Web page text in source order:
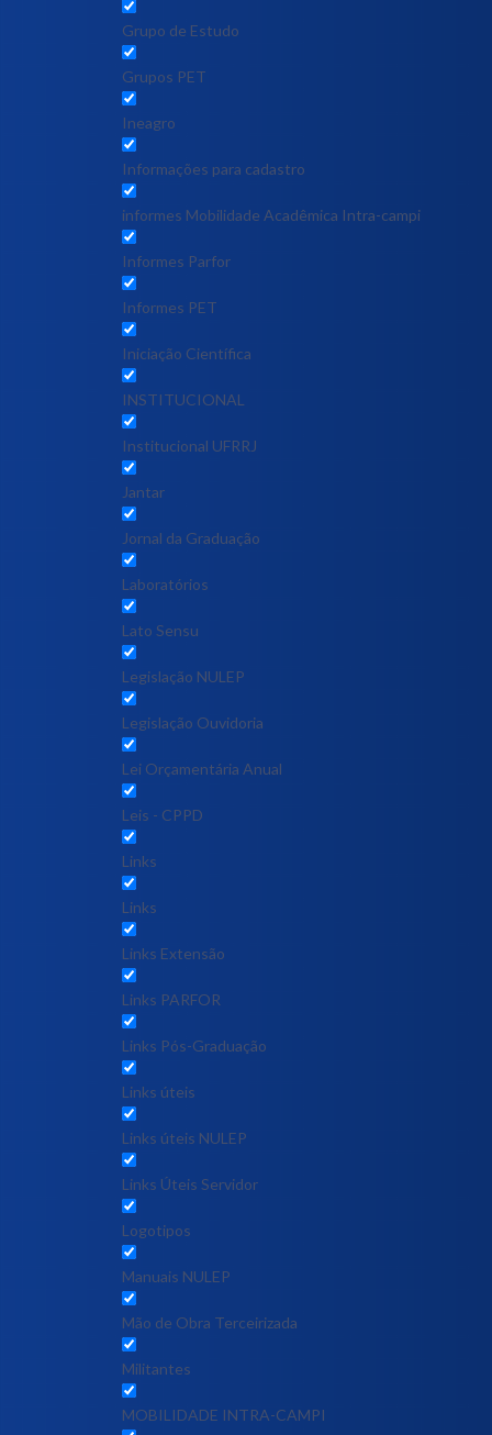
Grupo de Estudo
Grupos PET
Ineagro
Informações para cadastro
informes Mobilidade Acadêmica Intra-campi
Informes Parfor
Informes PET
Iniciação Científica
INSTITUCIONAL
Institucional UFRRJ
Jantar
Jornal da Graduação
Laboratórios
Lato Sensu
Legislação NULEP
Legislação Ouvidoria
Lei Orçamentária Anual
Leis - CPPD
Links
Links
Links Extensão
Links PARFOR
Links Pós-Graduação
Links úteis
Links úteis NULEP
Links Úteis Servidor
Logotipos
Manuais NULEP
Mão de Obra Terceirizada
Militantes
MOBILIDADE INTRA-CAMPI